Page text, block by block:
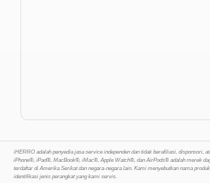
iHERRO adalah penyedia jasa service independen dan tidak berafiliasi, disponsori,
iPhone®, iPad®, MacBook®, iMac®, Apple Watch®, dan AirPods® adalah merek
terdaftar di Amerika Serikat dan negara-negara lain. Kami menyebutkan nama
identifikasi jenis perangkat yang kami servis.